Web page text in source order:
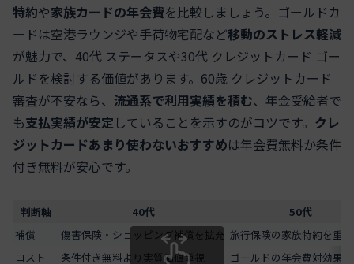
特約や家族カードの年会費を比較しましょう。ゴールドカ
ードは空港ラウンジや手荷物宅配など移動のストレス軽減
が魅力で、40代 ステータスや30代 クレジットカード ゴー
ルドを検討する価値があります。60歳 クレジットカード
審査が不安なら、 流通系で利用実績を積む、年金受給者で
も支払実績が安定 していることを示すのがコツです。 クレ
ジットカードあまり使わないおすすめは年会費無料か条件
付き無料が安心です。
判断軸 40代
50代
補償
傷害保険・ショッピング補償を拡充 旅行保険の家族特約を重視
コスト
条件付き無料より実質価値重視 ゴールドの年会費対効果